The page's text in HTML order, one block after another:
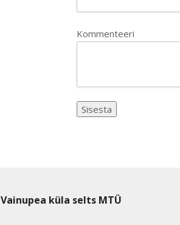
Kommenteeri
Vainupea küla selts MTÜ